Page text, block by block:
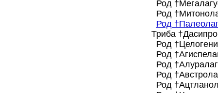
Род
Род
Род
Триба
Род
Род
Род
Род
Род